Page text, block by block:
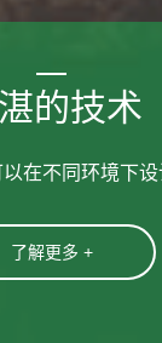
的技术
在不同环境下
了解更多 +